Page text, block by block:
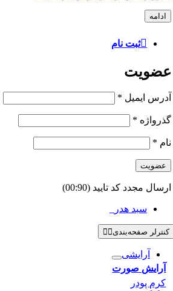
ادامه
ثبت نام
عضویت
آدرس ایمیل *
گذرواژه *
نام *
عضویت
ارسال مجدد کد تایید (00:
90
)
سبد هدر
کنترلر صفحه‌بندی
آرایشی
آرایش صورت
کرم پودر